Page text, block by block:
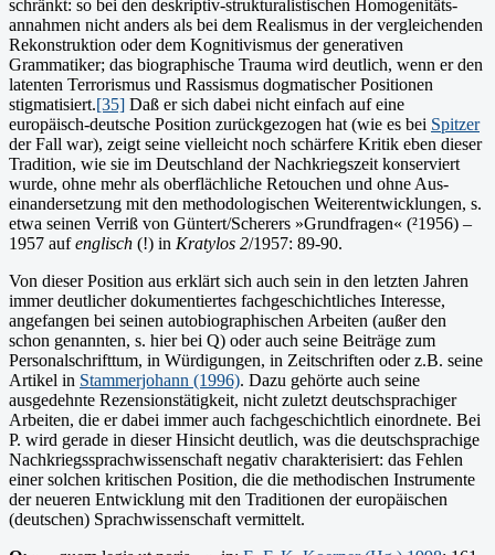
schränkt: so bei den deskriptiv-strukturalistischen Homogenitäts­
annahmen nicht anders als bei dem Realismus in der vergleichenden
Rekonstruktion oder dem Kognitivismus der generativen
Grammatiker; das biographische Trauma wird deutlich, wenn er den
latenten Terrorismus und Rassismus dogma­tischer Positionen
stigmatisiert.[35] Daß er sich dabei nicht einfach auf eine
europäisch-deutsche Position zurückgezogen hat (wie es bei Spitzer
der Fall war), zeigt seine vielleicht noch schärfere Kritik eben die­ser
Tradition, wie sie im Deutschland der Nachkriegszeit konser­viert
wurde, ohne mehr als oberflächliche Retouchen und ohne Aus­
einandersetzung mit den methodologischen Weiterentwicklungen, s.
etwa seinen Verriß von Güntert/Scherers »Grundfragen« (²1956) –
1957 aufenglisch (!) in Kratylos 2/1957: 89-90.
Von dieser Position aus erklärt sich auch sein in den letzten Jahren
immer deutlicher dokumentiertes fachgeschichtliches Interesse,
angefangen bei seinen autobiographischen Arbeiten (außer den
schon genannten, s. hier bei Q) oder auch seine Beiträge zum
Personalschrifttum, in Würdigungen, in Zeitschriften oder z.B. seine
Artikel in Stammerjohann (1996). Dazu gehörte auch seine
ausgedehnte Rezensionstätigkeit, nicht zuletzt deutschsprachiger
Arbeiten, die er dabei immer auch fachgeschichtlich einordnete. Bei
P. wird gerade in dieser Hinsicht deutlich, was die deutschsprachige
Nachkriegssprachwissenschaft negativ charakterisiert: das Fehlen
einer solchen kritischen Position, die die methodischen Instrumente
der neueren Entwicklung mit den Traditionen der europäischen
(deutschen) Sprachwissenschaft vermittelt.